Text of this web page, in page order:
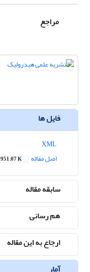
مراجع
فایل ها
اصل مقاله
951.07 K
سابقه مقاله
هم رسانی
ارجاع به این مقاله
آمار